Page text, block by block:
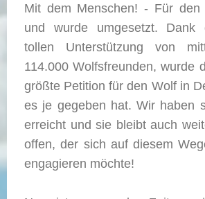
Mit dem Menschen! - Für den
und wurde umgesetzt. Dank
tollen Unterstützung von
114.000 Wolfsfreunden, wurde
größte Petition für den Wolf in
es je gegeben hat. Wir haben
erreicht und sie bleibt auch
offen, der sich auf diesem
engagieren möchte!